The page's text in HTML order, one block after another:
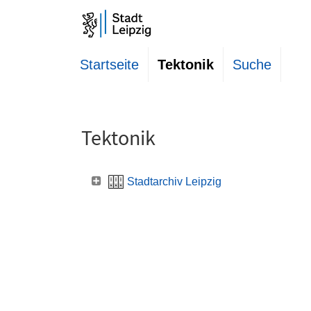
Startseite Tektonik Suche
Tektonik
Stadtarchiv Leipzig